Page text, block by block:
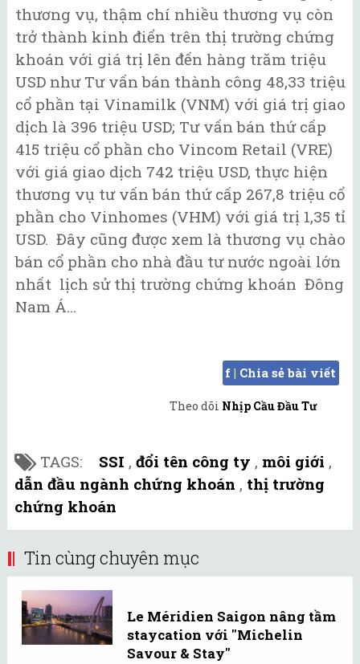
thương vụ, thậm chí nhiều thương vụ còn
trở thành kinh điển trên thị trường chứng
khoán với giá trị lên đến hàng trăm triệu
USD như Tư vấn bán thành công 48,33 triệu
cổ phần tại Vinamilk (VNM) với giá trị giao
dịch là 396 triệu USD; Tư vấn bán thứ cấp
415 triệu cổ phần cho Vincom Retail (VRE)
với giá giao dịch 742 triệu USD, thực hiện
thương vụ tư vấn bán thứ cấp 267,8 triệu cổ
phần cho Vinhomes (VHM) với giá trị 1,35 tỉ
USD. Đây cũng được xem là thương vụ chào
bán cổ phần cho nhà đầu tư nước ngoài lớn
nhất lịch sử thị trường chứng khoán Đông
Nam Á…
f | Chia sẻ bài viết
Theo dõi Nhịp Cầu Đầu Tư
TAGS: SSI , đổi tên công ty , môi giới ,
dẫn đầu ngành chứng khoán , thị trường
chứng khoán
Tin cùng chuyên mục
Le Méridien Saigon nâng tầm
staycation với "Michelin
Savour & Stay"